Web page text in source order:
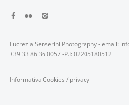
Lucrezia Senserini Photography - email:
+39 33 86 36 0057 -P.I: 02205180512
Informativa Cookies / privacy